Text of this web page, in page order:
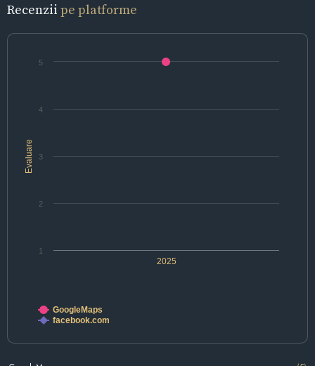
Recenzii pe platforme
Evaluare
2025
1
2
3
4
5
GoogleMaps
facebook.com